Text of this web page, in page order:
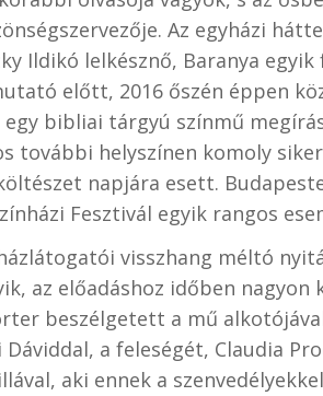
Az egyházi
Ildikó lelkésznő, Baranya
előtt, 2016 őszén éppen
bibliai tárgyú színmű
további helyszínen komoly
napjára esett.
Fesztivál egyik rangos
visszhang méltó
az előadáshoz időben nagyon
beszélgetett a mű
a feleségét, Claudia
aki ennek a